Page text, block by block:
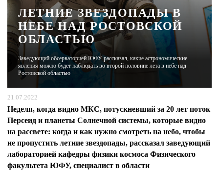
КУЛЬТ ЕДЫ
АФИША
ЖУРНАЛ
ЛЕТНИЕ ЗВЕЗДОПАДЫ В
НЕБЕ НАД РОСТОВСКОЙ
ОБЛАСТЬЮ
Заведующий обсерваторией ЮФУ рассказал, какие астрономические
явления можно будет наблюдать во второй половине лета в небе над
Ростовской областью
21.07.2022
Неделя, когда видно МКС, потускневший за 20 лет поток
Персеид и планеты Солнечной системы, которые видно
на рассвете: когда и как нужно смотреть на небо, чтобы
не пропустить летние звездопады, рассказал заведующий
лабораторией кафедры физики космоса Физического
факультета ЮФУ, специалист в области